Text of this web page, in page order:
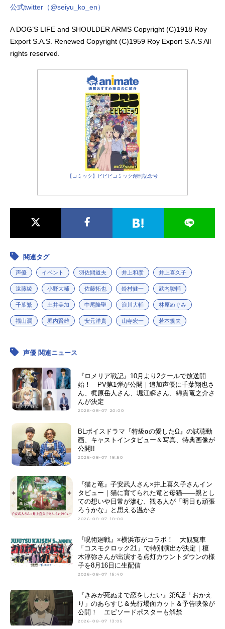
公式twitter（@seiyu_ko_en）
A DOG’S LIFE and SHOULDER ARMS Copyright (C)1918 Roy
Export S.A.S. Renewed Copyright (C)1959 Roy Export S.A.S All
rights reserved.
【コミック】ビビビコミック創刊記念号
関連タグ
声優 イベント 羽佐間道夫 井上和彦 井上喜久子
遠藤綾 小野大輔 佐藤拓也 鈴村健一 武内駿輔
千葉繁 土井美加 中尾隆聖 浪川大輔 林原めぐみ
福山潤 堀内賢雄 安元洋貴 山寺宏一 若本規夫
声優 関連ニュース
『ロメリア戦記』10月より2クールで放送開
始！ PV第1弾が公開｜追加声優に千葉翔也さ
ん、梶原岳人さん、堀江瞬さん、綿貫竜之介さ
んが決定
2026-08-07 20:00
BLボイスドラマ『特級αの愛したΩ』の試聴動
画、キャストインタビュー＆写真、特典画像が
公開!!
2026-08-07 18:50
『猫と竜』子安武人さん×井上喜久子さんイン
タビュー｜猫に育てられた竜と母猫――親とし
ての想いや日常が滲む、観る人が「明日も頑張
ろうかな」と思える温かさ
2026-08-07 18:00
『呪術廻戦』×横浜市がコラボ！ 大観覧車
「コスモクロック21」で特別演出が決定｜榎
木淳弥さんが出演する点灯カウントダウンの様
子を8月16日に生配信
2026-08-07 15:40
『きみが死ぬまで恋をしたい』第6話「おかえ
り」のあらすじ＆先行場面カット＆予告映像が
公開！ エピソードポスターも解禁
2026-08-07 13:05